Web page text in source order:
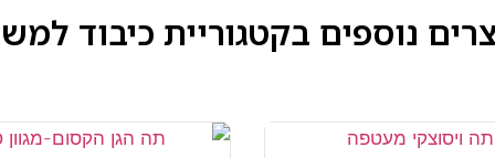
נוספים בקטגוריית כיבוד